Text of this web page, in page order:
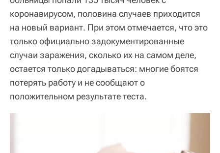
коронавирусом, половина случаев приходится
на новый вариант. При этом отмечается, что это
только официально задокументированные
случаи заражения, сколько их на самом деле,
остается только догадываться: многие боятся
потерять работу и не сообщают о
положительном результате теста.